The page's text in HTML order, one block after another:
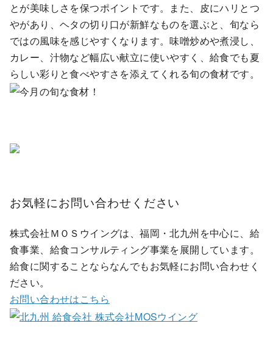
とが美味しさを保つポイントです。また、皮にハリとつ
やがあり、ヘタの切り口が新鮮なものを選ぶと、旬なら
ではの風味を感じやすくなります。味噌炒めや煮浸し、
カレー、汁物など幅広い献立に使いやすく、給食でも夏
らしい彩りと食べやすさを添えてくれる旬の食材です。
お気軽にお問い合わせください
株式会社ＭＯＳウイングは、福岡・北九州を中心に、給
食事業、給食コンサルティング事業を展開しています。
給食に関することならなんでもお気軽にお問い合わせく
ださい。
お問い合わせはこちら